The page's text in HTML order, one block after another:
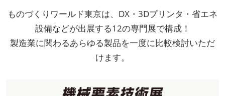
ものづくりワールド東京は、DX・3Dプリンタ・省エネ
設備などが出展する12の専門展で構成！
製造業に関わるあらゆる製品を一度に比較検討いただ
けます。